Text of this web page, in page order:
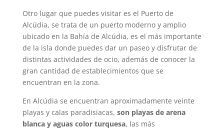
Otro lugar que puedes visitar es el Puerto de
Alcúdia, se trata de un puerto moderno y amplio
ubicado en la Bahía de Alcúdia, es el más importante
de la isla donde puedes dar un paseo y disfrutar de
distintas actividades de ocio, además de conocer la
gran cantidad de establecimientos que se
encuentran en la zona.
En Alcúdia se encuentran aproximadamente veinte
playas y calas paradisiacas, son playas de arena
blanca y aguas color turquesa, las más